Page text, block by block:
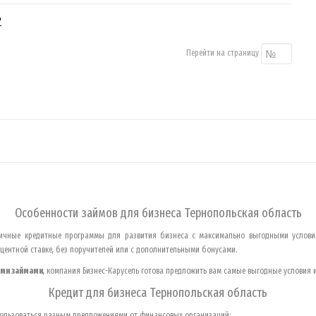
Перейти на страницу
Особенности займов для бизнеса Тернопольская область
кредитные программы для развития бизнеса с максимально выгодными
ставке, без поручителей или с дополнительными бонусами.
займами, компания Бизнес-Карусель готова предложить вам самые выгодные условия
Кредит для бизнеса Тернопольская область